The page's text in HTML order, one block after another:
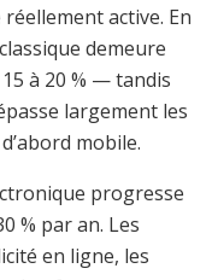
active. En
demeure
à 20 % — tandis
largement les
mobile.
progresse
% par an. Les
en ligne, les